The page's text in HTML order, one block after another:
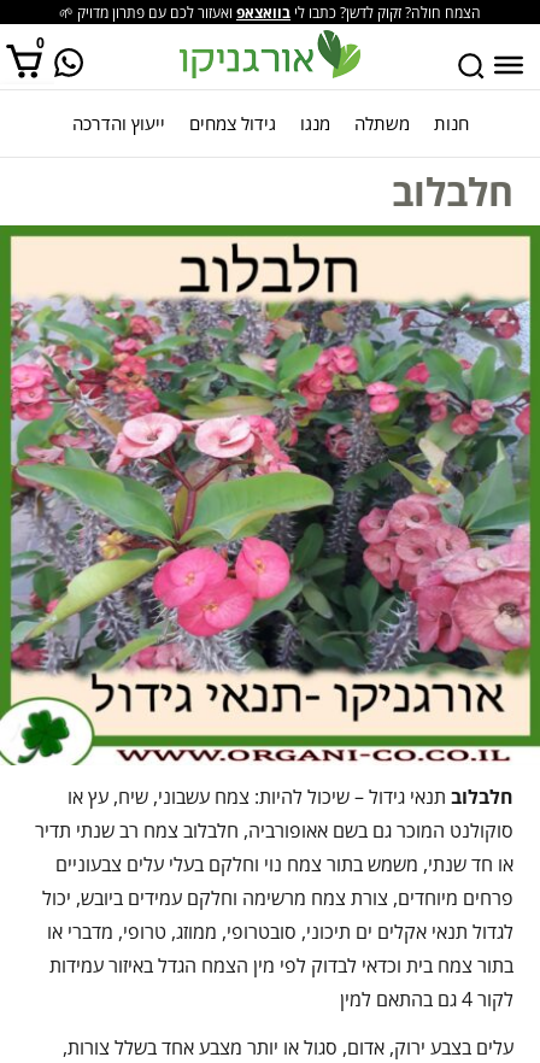
הצמח חולה? זקוק לדשן? כתבו לי בוואצאפ ואעזור לכם עם פתרון מדויק 🌱
0
אין מוצרים בסל הקניות. חנות משתלה מנגו גידול צמחים ייעוץ והדרכה
חלבלוב
חלבלוב תנאי גידול – שיכול להיות: צמח עשבוני, שיח, עץ או
סוקולנט המוכר גם בשם אאופורביה, חלבלוב צמח רב שנתי תדיר
או חד שנתי, משמש בתור צמח נוי וחלקם בעלי עלים צבעוניים
פרחים מיוחדים, צורת צמח מרשימה וחלקם עמידים ביובש, יכול
לגדול תנאי אקלים ים תיכוני, סובטרופי, ממוזג, טרופי, מדברי או
בתור צמח בית וכדאי לבדוק לפי מין הצמח הגדל באיזור עמידות
לקור 4 גם בהתאם למין
עלים בצבע ירוק, אדום, סגול או יותר מצבע אחד בשלל צורות,